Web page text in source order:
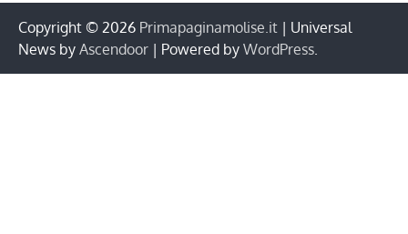
Copyright © 2026 Primapaginamolise.it | Universal
News by Ascendoor | Powered by WordPress